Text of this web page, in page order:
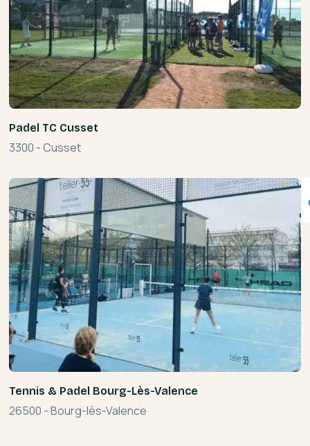
Padel TC Cusset
3300 -Cusset
Tennis & Padel Bourg-Lès-Valence
26500 -Bourg-lès-Valence